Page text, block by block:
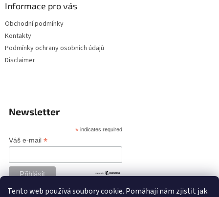
Tento web používá soubory cookie. Pomáhají nám zjistit jak
Informace pro vás
Obchodní podmínky
Kontakty
Podmínky ochrany osobních údajů
Disclaimer
Newsletter
* indicates required
Váš e-mail *